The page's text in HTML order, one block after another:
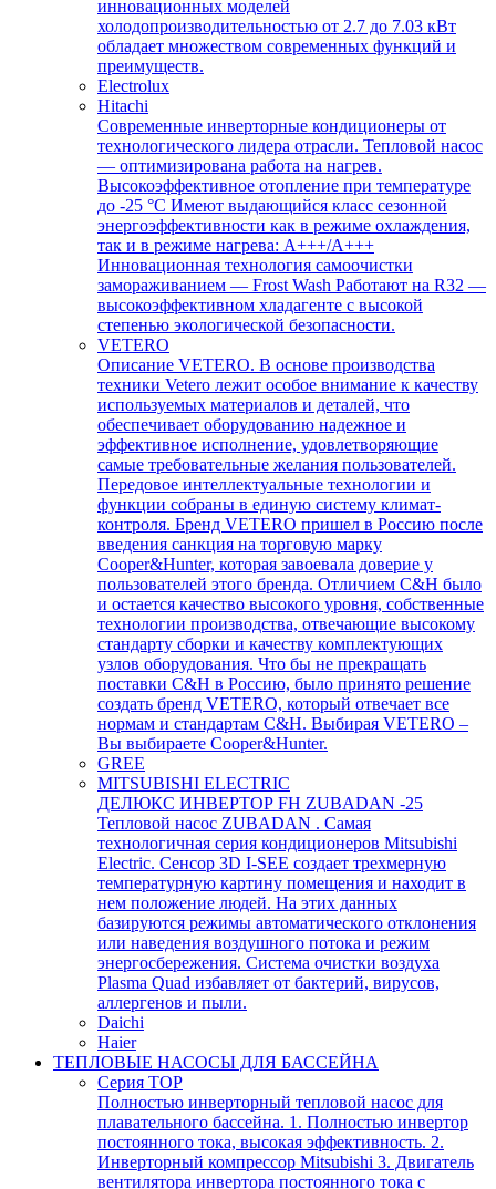
инновационных моделей
холодопроизводительностью от 2.7 до 7.03 кВт
обладает множеством современных функций и
преимуществ.
Electrolux
Hitachi
Современные инверторные кондиционеры от
технологического лидера отрасли. Тепловой насос
— оптимизирована работа на нагрев.
Высокоэффективное отопление при температуре
до -25 °С Имеют выдающийся класс сезонной
энергоэффективности как в режиме охлаждения,
так и в режиме нагрева: А+++/A+++
Инновационная технология самоочистки
замораживанием — Frost Wash Работают на R32 —
высокоэффективном хладагенте с высокой
степенью экологической безопасности.
VETERO
Описание VETERO. В основе производства
техники Vetero лежит особое внимание к качеству
используемых материалов и деталей, что
обеспечивает оборудованию надежное и
эффективное исполнение, удовлетворяющие
самые требовательные желания пользователей.
Передовое интеллектуальные технологии и
функции собраны в единую систему климат-
контроля. Бренд VETERO пришел в Россию после
введения санкция на торговую марку
Cooper&Hunter, которая завоевала доверие у
пользователей этого бренда. Отличием C&H было
и остается качество высокого уровня, собственные
технологии производства, отвечающие высокому
стандарту сборки и качеству комплектующих
узлов оборудования. Что бы не прекращать
поставки C&H в Россию, было принято решение
создать бренд VETERO, который отвечает все
нормам и стандартам C&H. Выбирая VETERO –
Вы выбираете Cooper&Hunter.
GREE
MITSUBISHI ELECTRIC
ДЕЛЮКС ИНВЕРТОР FH ZUBADAN -25
Тепловой насос ZUBADAN . Самая
технологичная серия кондиционеров Mitsubishi
Electric. Сенсор 3D I-SEE создает трехмерную
температурную картину помещения и находит в
нем положение людей. На этих данных
базируются режимы автоматического отклонения
или наведения воздушного потока и режим
энергосбережения. Система очистки воздуха
Plasma Quad избавляет от бактерий, вирусов,
аллергенов и пыли.
Daichi
Haier
ТЕПЛОВЫЕ НАСОСЫ ДЛЯ БАССЕЙНА
Серия TOP
Полностью инверторный тепловой насос для
плавательного бассейна. 1. Полностью инвертор
постоянного тока, высокая эффективность. 2.
Инверторный компрессор Mitsubishi 3. Двигатель
вентилятора инвертора постоянного тока с